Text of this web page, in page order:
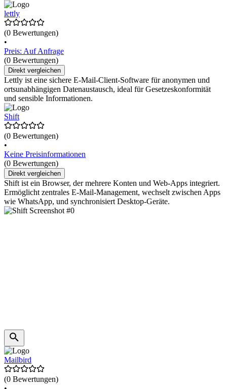
lettly
(0 Bewertungen)
•
Preis: Auf Anfrage
(0 Bewertungen)
Direkt vergleichen
Lettly ist eine sichere E-Mail-Client-Software für anonymen und
ortsunabhängigen Datenaustausch, ideal für Gesetzeskonformität
und sensible Informationen.
Shift
(0 Bewertungen)
•
Keine Preisinformationen
(0 Bewertungen)
Direkt vergleichen
Shift ist ein Browser, der mehrere Konten und Web-Apps integriert.
Ermöglicht zentrales E-Mail-Management, wechselt zwischen Apps
wie WhatsApp, und synchronisiert Desktop-Geräte.
Mailbird
(0 Bewertungen)